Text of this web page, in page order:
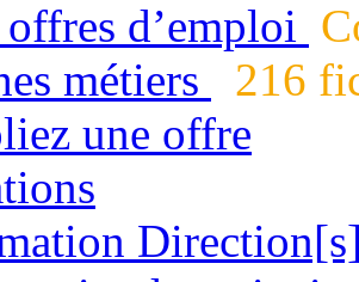
d’emploi
métiers
216
une offre